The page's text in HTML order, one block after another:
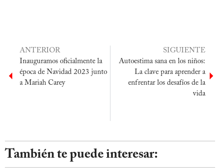
ANTERIOR
Inauguramos oficialmente la
época de Navidad 2023 junto
a Mariah Carey
SIGUIENTE
Autoestima sana en los niños:
La clave para aprender a
enfrentar los desafíos de la
vida
También te puede interesar: